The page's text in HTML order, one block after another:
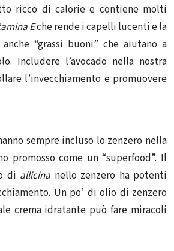
ricco di calorie e contiene molti
Eche rende i capelli lucenti e la
“grassi buoni” che aiutano a
Includere l’avocado nella nostra
l’invecchiamento e promuovere
sempre incluso lo zenzero nella
promosso come un “superfood”. Il
di allicina nello zenzero ha potenti
Un po’ di olio di zenzero
crema idratante può fare miracoli